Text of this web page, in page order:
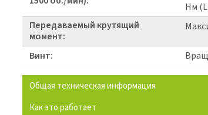
Нм
Передаваемый крутящий
момент:
Винт:
Общая техническая информация
Как это работает